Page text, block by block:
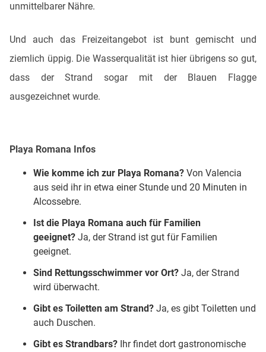
unmittelbarer Nähre.
Und auch das Freizeitangebot ist bunt gemischt und
ziemlich üppig. Die Wasserqualität ist hier übrigens so gut,
dass der Strand sogar mit der Blauen Flagge
ausgezeichnet wurde.
Playa Romana Infos
Wie komme ich zur Playa Romana? Von Valencia
aus seid ihr in etwa einer Stunde und 20 Minuten in
Alcossebre.
Ist die Playa Romana auch für Familien
geeignet? Ja, der Strand ist gut für Familien
geeignet.
Sind Rettungsschwimmer vor Ort? Ja, der Strand
wird überwacht.
Gibt es Toiletten am Strand? Ja, es gibt Toiletten und
auch Duschen.
Gibt es Strandbars? Ihr findet dort gastronomische